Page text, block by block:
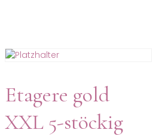
Etagere gold
XXL 5-stöckig